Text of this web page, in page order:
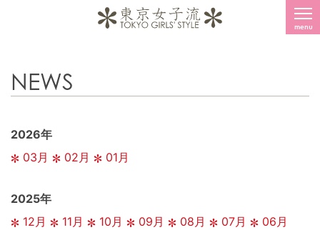
menu
NEWS
2026年
03月
02月 01月
2025年
12月
11月 10月 09月 08月 07月
06月